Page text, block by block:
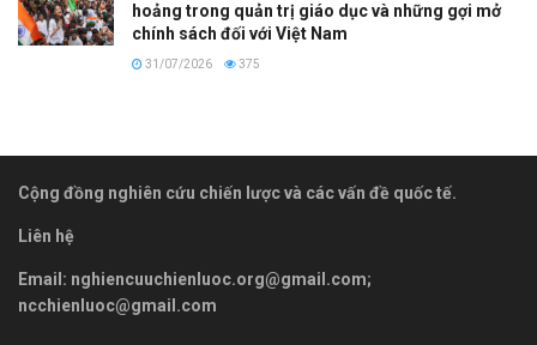
hoảng trong quản trị giáo dục và những gợi mở
chính sách đối với Việt Nam
31/07/2026 375
Cộng đồng nghiên cứu chiến lược và các vấn đề quốc tế.
Liên hệ
Email: nghiencuuchienluoc.org@gmail.com;
ncchienluoc@gmail.com